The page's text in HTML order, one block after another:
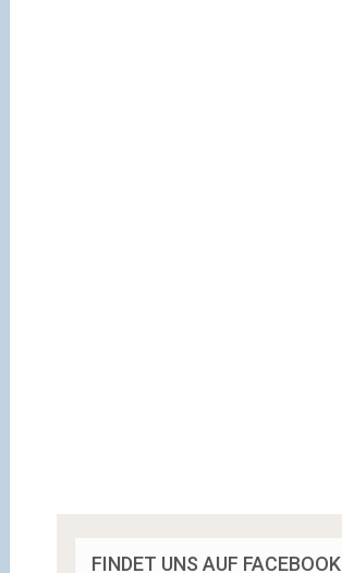
FINDET UNS AUF FACEBOOK